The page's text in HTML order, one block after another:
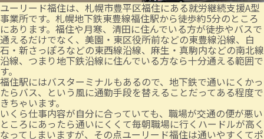
ユーリード福住は、札幌市豊平区福住にある就労継続支援A型
事業所です。札幌地下鉄東豊線福住駅から徒歩約5分のところ
にあります。福住や月寒、清田に住んでいる方が徒歩やバスで
通えるだけでなく、美園・東区役所前などの東豊線沿線、白
石・新さっぽろなどの東西線沿線、麻生・真駒内などの南北線
沿線、つまり地下鉄沿線に住んでいる方なら十分通える範囲で
す。
福住駅にはバスターミナルもあるので、地下鉄で通いにくかっ
たらバス、という風に通勤手段を替えることだってある程度で
きちゃいます。
いくら仕事内容が自分に合っていても、職場が交通の便が悪い
ところにあったら通いにくくて毎朝職場に行くハードルが高く
なってしまいますが、その点ユーリード福住は通いやすくてポ